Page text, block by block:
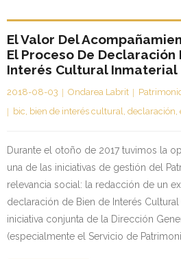
- KOI-aren bilketa | Recopilación
- KOI-aren kudeaketa | Gestión del
- LABRIT
- Jabetza intelektuala | Propiedad
Vitagrama
Kontaktua | Contacto
El Valor Del
El Proceso De Declaración
Interés Cultural Inmaterial
2018-08-03 Ondarea Labrit
bic, bien de interés cultural, declaración,
Durante el otoño de 2017 tuvimos la
una de las iniciativas de gestión del
relevancia social: la redacción de un
declaración de Bien de Interés Cultural
iniciativa conjunta de la Dirección
(especialmente el Servicio de